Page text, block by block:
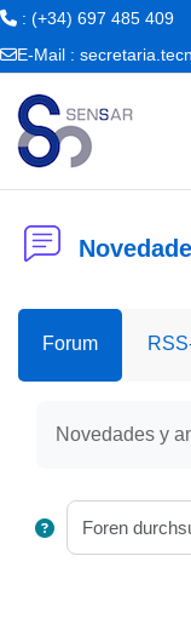
: (+34) 697 485 409
E-Mail :
Forum
Novedades y